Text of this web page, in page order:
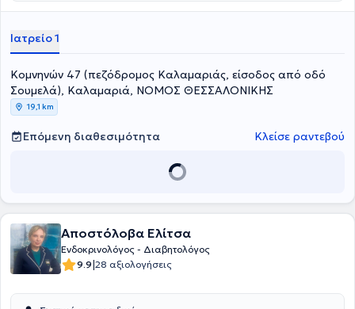
Ιατρείο 1
Κομνηνών 47 (πεζόδρομος Καλαμαριάς, είσοδος από οδό
Σουμελά), Καλαμαριά, ΝΟΜΟΣ ΘΕΣΣΑΛΟΝΙΚΗΣ
19,1 km
Επόμενη διαθεσιμότητα Κλείσε ραντεβού
Αποστόλοβα Ελίτσα
Ενδοκρινολόγος - Διαβητολόγος
9.9|28 αξιολογήσεις